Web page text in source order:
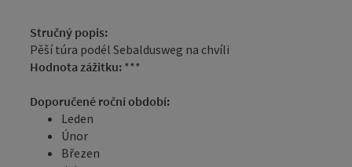
Stručný popis:
Pěší túra podél Sebaldusweg na chvíli
Hodnota zážitku: ***
Doporučené roční období:
Leden
Únor
Březen